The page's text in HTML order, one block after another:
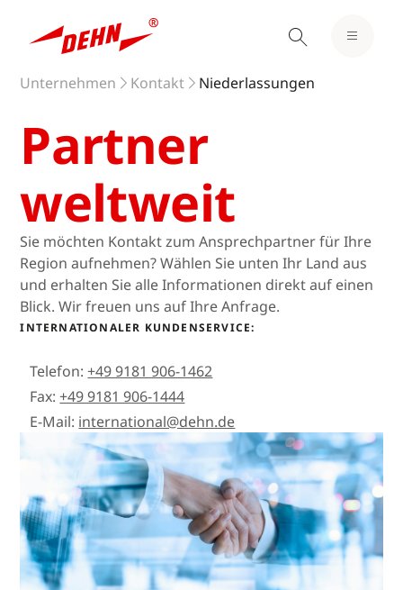
Unternehmen Kontakt Niederlassungen
Partner
weltweit
Sie möchten Kontakt zum Ansprechpartner für Ihre
Region aufnehmen? Wählen Sie unten Ihr Land aus
und erhalten Sie alle Informationen direkt auf einen
Blick. Wir freuen uns auf Ihre Anfrage.
INTERNATIONALER KUNDENSERVICE:
Telefon:+49 9181 906-1462
Fax:+49 9181 906-1444
E-Mail: international@dehn.de